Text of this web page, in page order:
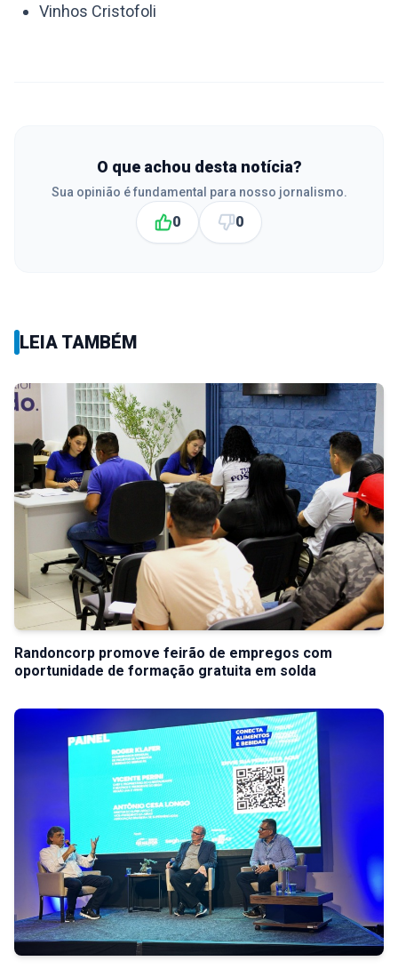
Vinhos Cristofoli
O que achou desta notícia?
Sua opinião é fundamental para nosso jornalismo.
0 0
LEIA TAMBÉM
Randoncorp promove feirão de empregos com
oportunidade de formação gratuita em solda